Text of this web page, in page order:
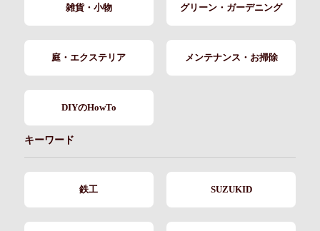
雑貨・小物 グリーン・ガーデニング
庭・エクステリア メンテナンス・お掃除
DIYのHowTo
キーワード
鉄工 SUZUKID